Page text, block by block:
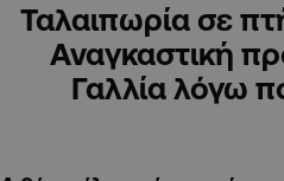
Ταλαιπωρία σε
Αναγκαστική
Γαλλία λόγω